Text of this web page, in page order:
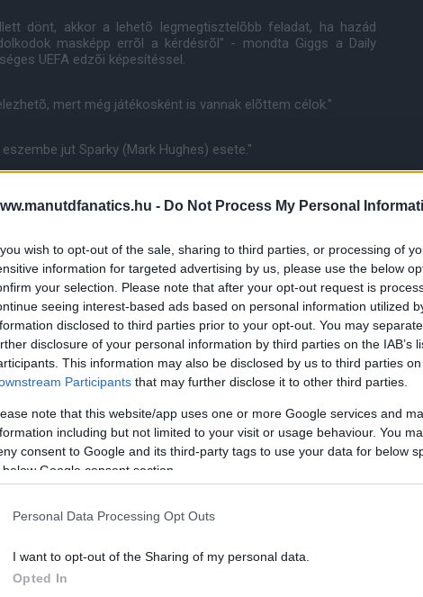
- Do Not Process My Personal
wish to opt-out of the sale, sharing to third parties, or processing of
information for targeted advertising by us, please use the below
your selection. Please note that after your opt-out request is
seeing interest-based ads based on personal information utilized
disclosed to third parties prior to your opt-out. You may
disclosure of your personal information by third parties on the IAB’s
This information may also be disclosed by us to third parties
Participants that may further disclose it to other third parties.
note that this website/app uses one or more Google services and
including but not limited to your visit or usage behaviour. You
consent to Google and its third-party tags to use your data for below
below Google consent section.
Personal Data Processing Opt Outs
I want to opt-out of the Sharing of my personal data.
Opted In
dönt, akkor a lehetõ legmegtisztelõbb feladat, ha hazád
masképp errõl a kérdésrõl" - mondta Giggs a Daily
UEFA edzõi képesítéssel.
mert még játékosként is vannak elõttem célok."
jut Sparky (Mark Hughes) esete."
és a Blackburn Roversben játszott, másikban meg már a
YouTube-on is!
AndroidraésiOS-re!
a ManUtdFanatics.hu működését!